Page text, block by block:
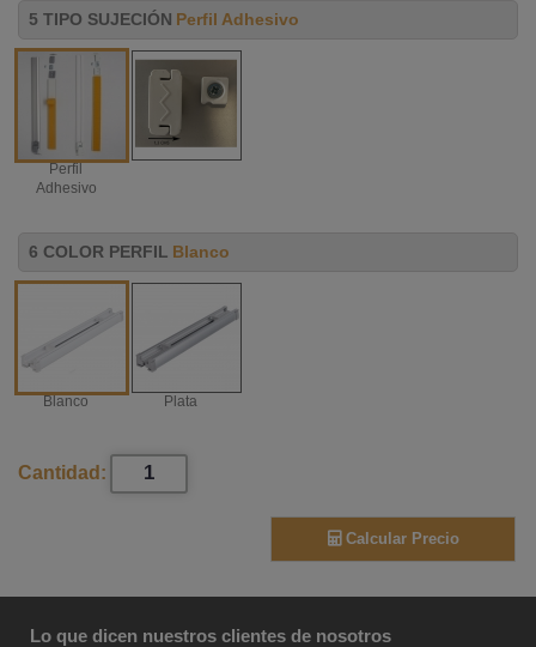
5 TIPO SUJECIÓN Perfil Adhesivo
Perfil
Adhesivo
6 COLOR PERFIL Blanco
Blanco Plata
Cantidad:
Calcular Precio
Lo que dicen nuestros clientes de nosotros